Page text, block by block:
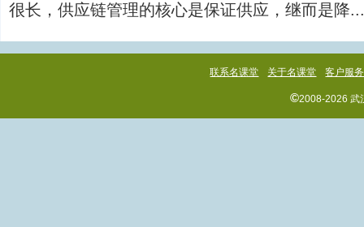
很长，供应链管理的核心是保证供应，继而是降
联系名课堂 关于名课堂 客户服
©2008-2026 武